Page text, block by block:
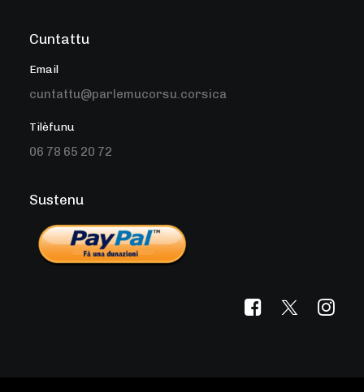
Cuntattu
Email
cuntattu@parlemucorsu.corsica
Tilèfunu
06 78 65 20 72
Sustenu